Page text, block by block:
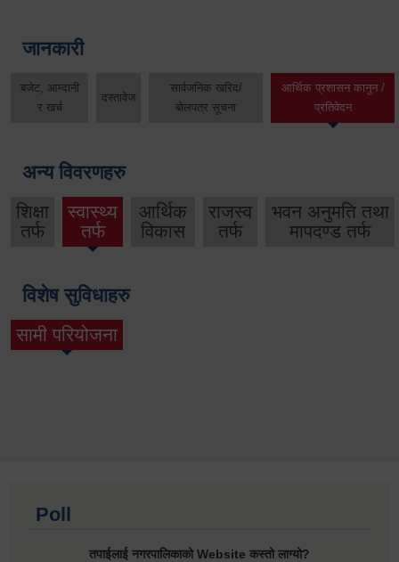
जानकारी
बजेट, आम्दानी
र खर्च
दस्तावेज
सार्वजनिक खरिद/
बोलपत्र सूचना
आर्थिक प्रशासन कानुन /
प्रतिवेदन
अन्य विवरणहरु
शिक्षा
तर्फ
स्वास्थ्य
तर्फ
आर्थिक
विकास
राजस्व
तर्फ
भवन अनुमति तथा
मापदण्ड तर्फ
विशेष सुविधाहरु
सामी परियोजना
(active tab)
Poll
तपाईलाई नगरपालिकाको Website कस्तो लाग्यो?